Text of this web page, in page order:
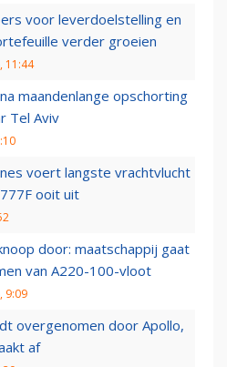
voor leverdoelstelling en
verder groeien
11:44
maandenlange opschorting
Tel Aviv
voert langste vrachtvlucht
ooit uit
door: maatschappij gaat
van A220-100-vloot
9:09
overgenomen door Apollo,
af